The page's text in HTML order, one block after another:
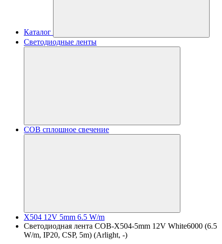
Каталог
Светодиодные ленты
COB сплошное свечение
X504 12V 5mm 6.5 W/m
Светодиодная лента COB-X504-5mm 12V White6000 (6.5
W/m, IP20, CSP, 5m) (Arlight, -)